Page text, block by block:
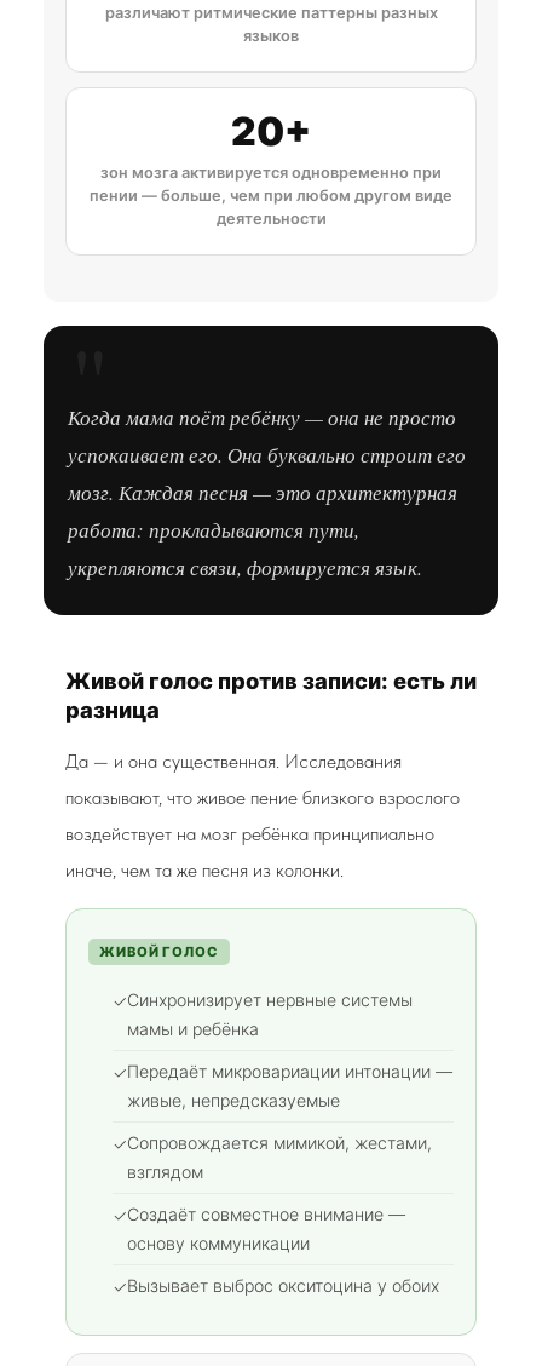
различают ритмические паттерны разных
языков
20+
зон мозга активируется одновременно при
пении — больше, чем при любом другом виде
деятельности
"
Когда мама поёт ребёнку — она не просто
успокаивает его. Она буквально строит его
мозг. Каждая песня — это архитектурная
работа: прокладываются пути,
укрепляются связи, формируется язык.
Живой голос против записи: есть ли
разница
Да — и она существенная. Исследования
показывают, что живое пение близкого взрослого
воздействует на мозг ребёнка принципиально
иначе, чем та же песня из колонки.
ЖИВОЙ ГОЛОС
✓Синхронизирует нервные системы
мамы и ребёнка
✓Передаёт микровариации интонации —
живые, непредсказуемые
✓Сопровождается мимикой, жестами,
взглядом
✓Создаёт совместное внимание —
основу коммуникации
✓Вызывает выброс окситоцина у обоих